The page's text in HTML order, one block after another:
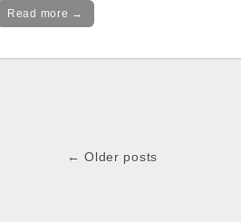
Read more →
← Older posts